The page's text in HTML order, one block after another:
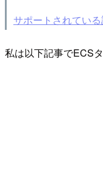
サポートされてい
私は以下記事でECS